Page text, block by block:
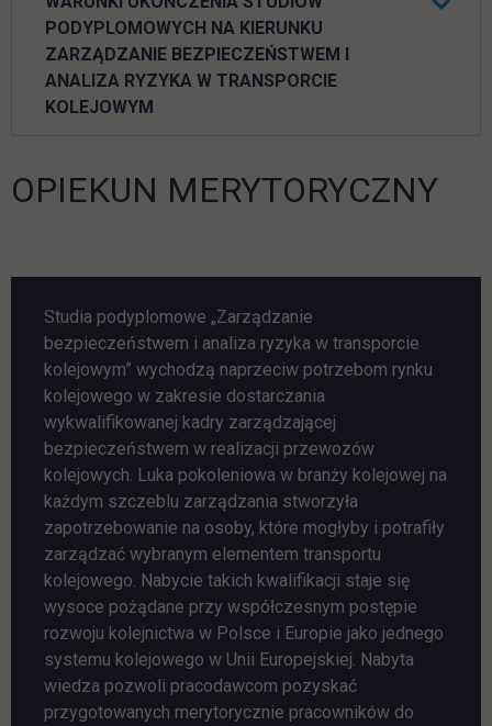
PODYPLOMOWYCH NA KIERUNKU
ZARZĄDZANIE BEZPIECZEŃSTWEM I
ANALIZA RYZYKA W TRANSPORCIE
KOLEJOWYM
OPIEKUN MERYTORYCZNY
Studia podyplomowe „Zarządzanie
bezpieczeństwem i analiza ryzyka w transporcie
kolejowym” wychodzą naprzeciw potrzebom rynku
kolejowego w zakresie dostarczania
wykwalifikowanej kadry zarządzającej
bezpieczeństwem w realizacji przewozów
kolejowych. Luka pokoleniowa w branży kolejowej na
każdym szczeblu zarządzania stworzyła
zapotrzebowanie na osoby, które mogłyby i potrafiły
zarządzać wybranym elementem transportu
kolejowego. Nabycie takich kwalifikacji staje się
wysoce pożądane przy współczesnym postępie
rozwoju kolejnictwa w Polsce i Europie jako jednego
systemu kolejowego w Unii Europejskiej. Nabyta
wiedza pozwoli pracodawcom pozyskać
przygotowanych merytorycznie pracowników do